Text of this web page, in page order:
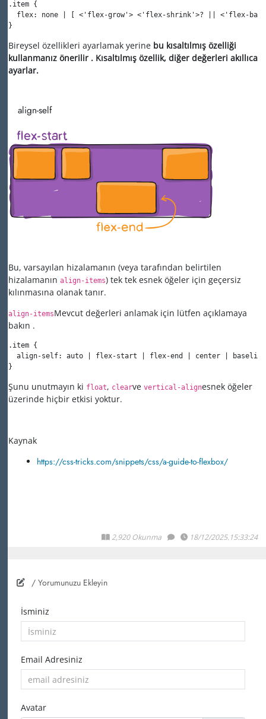
.item {
flex: none | [ <'flex-grow'> <'flex-shrink'>? || <'flex-
}
Bireysel özellikleri ayarlamak yerine bu kısaltılmış özelliği
kullanmanız önerilir . Kısaltılmış özellik, diğer değerleri akıllıca
ayarlar.
align-self
Bu, varsayılan hizalamanın (veya tarafından belirtilen
hizalamanın align-items) tek tek esnek öğeler için geçersiz
kılınmasına olanak tanır.
align-itemsMevcut değerleri anlamak için lütfen açıklamaya
bakın .
.item {
align-self: auto | flex-start | flex-end | center |
}
Şunu unutmayın ki float, clearve vertical-alignesnek öğeler
üzerinde hiçbir etkisi yoktur.
Kaynak
https://css-tricks.com/snippets/css/a-guide-to-flexbox/
2,920 Okunma 18/12/2025.15:33:24
/ Yorumunuzu Ekleyin
İsminiz
Email Adresiniz
Avatar